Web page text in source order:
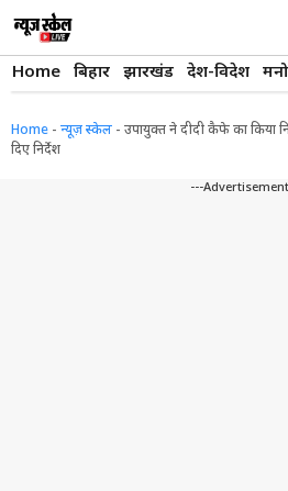
content
Home बिहार झारखंड देश-विदेश
Home - न्यूज़ स्केल - उपायुक्त ने दीदी कैफे का किया
दिए निर्देश
---